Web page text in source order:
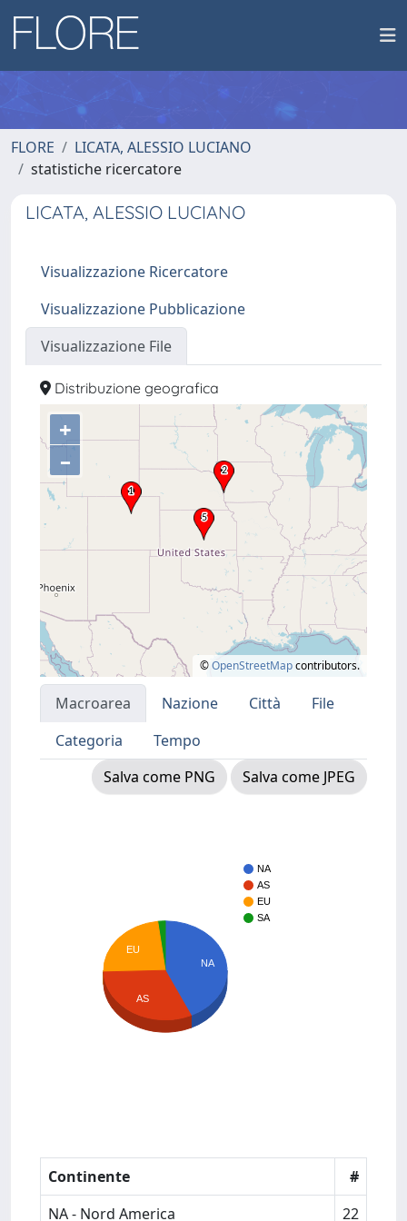
FLORE
LICATA, ALESSIO LUCIANO
statistiche ricercatore
LICATA, ALESSIO LUCIANO
Visualizzazione Ricercatore
Visualizzazione Pubblicazione
Visualizzazione File
Distribuzione geografica
+
–
©OpenStreetMapcontributors.
Macroarea Nazione Città
File
Categoria
Tempo
Salva come PNG
Salva come JPEG
NA
AS
EU
SA
NA
EU
AS
Continente
#
NA - Nord America
22